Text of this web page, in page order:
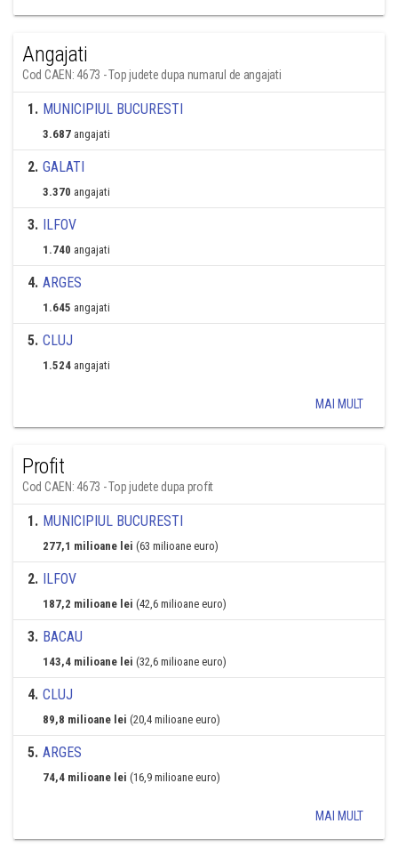
Angajati
Cod CAEN: 4673 - Top judete dupa numarul de angajati
1. MUNICIPIUL BUCURESTI
3.687 angajati
2. GALATI
3.370 angajati
3. ILFOV
1.740 angajati
4. ARGES
1.645 angajati
5. CLUJ
1.524 angajati
MAI MULT
Profit
Cod CAEN: 4673 - Top judete dupa profit
1. MUNICIPIUL BUCURESTI
277,1 milioane lei (63 milioane euro)
2. ILFOV
187,2 milioane lei (42,6 milioane euro)
3. BACAU
143,4 milioane lei (32,6 milioane euro)
4. CLUJ
89,8 milioane lei (20,4 milioane euro)
5. ARGES
74,4 milioane lei (16,9 milioane euro)
MAI MULT